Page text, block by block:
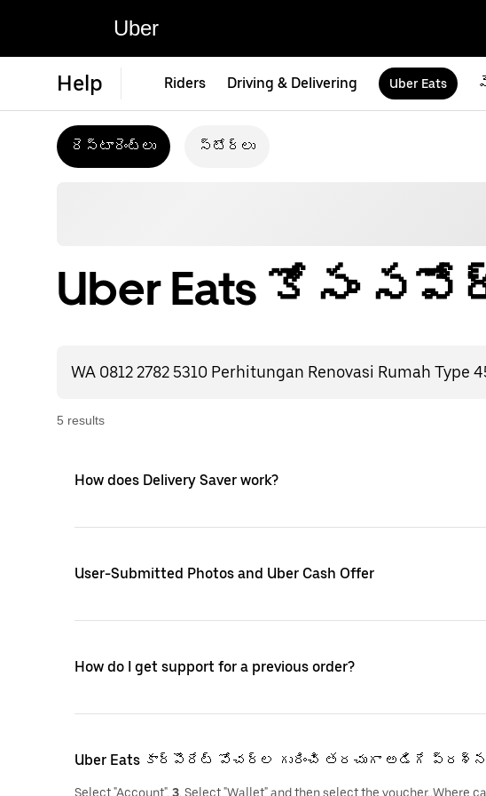
Uber
Help Riders Driving & Delivering Uber Eats
రెస్టారెంట్‌లు స్టోర్‌లు
Uber Eats కోసం
5 results
How does Delivery Saver work?
User-Submitted Photos and Uber Cash Offer
How do I get support for a previous order?
Uber Eats కార్పొరేట్ వోచర్‌ల గురించి తరచుగా అడిగే
Select "Account". 3. Select "Wallet" and then select the voucher.,Where